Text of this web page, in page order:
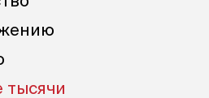
тысячи